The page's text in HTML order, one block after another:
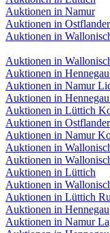
Auktionen in Namur
Auktionen in
Auktionen in
Auktionen in
Auktionen in
Auktionen in Namur
Auktionen in
Auktionen in Lüttich
Auktionen in
Auktionen in Namur
Auktionen in
Auktionen in
Auktionen in Lüttich
Auktionen in
Auktionen in Lüttich
Auktionen in Hennegau
Auktionen in Namur